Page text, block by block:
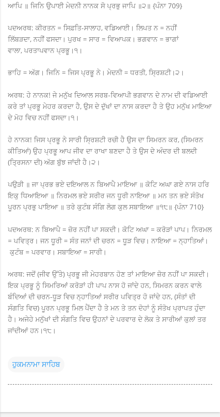
ਆਪਿ ॥ ਜਿਨਿ ਉਪਾਈ ਮੇਦਨੀ ਨਾਨਕ ਸੋ ਪ੍ਰਭੁ ਜਾਪਿ ॥੨॥ {ਪੰਨਾ 709}
ਪਦਅਰਥ: ਕੀਰਤਨ = ਸਿਫ਼ਤਿ-ਸਾਲਾਹ, ਵਡਿਆਈ। ਲਿਪਤ ਨ = ਨਹੀਂ
ਲਿੱਬੜਦਾ, ਨਹੀਂ ਫਸਦਾ। ਪੁਰਖ = ਸਾਰ = ਵਿਆਪਕ। ਭਗਵਾਨ = ਭਾਗਾਂ
ਵਾਲਾ, ਪਰਤਾਪਵਾਨ ਪ੍ਰਭੂ।੧।
ਭਾਹਿ = ਅੱਗ। ਜਿਨਿ = ਜਿਸ ਪ੍ਰਭੂ ਨੇ। ਮੇਦਨੀ = ਧਰਤੀ, ਸ੍ਰਿਸ਼ਟੀ।੨।
ਅਰਥ: ਹੇ ਨਾਨਕ! ਜੇ ਮਨੁੱਖ ਦਿਆਲ ਸਰਬ-ਵਿਆਪੀ ਭਗਵਾਨ ਦੇ ਨਾਮ ਦੀ ਵਡਿਆਈ
ਕਰੇ ਤਾਂ ਪ੍ਰਭੂ ਮੇਹਰ ਕਰਦਾ ਹੈ, ਉਸ ਦੇ ਦੁੱਖਾਂ ਦਾ ਨਾਸ ਕਰਦਾ ਹੈ ਤੇ ਉਹ ਮਨੁੱਖ ਮਾਇਆ
ਦੇ ਮੋਹ ਵਿਚ ਨਹੀਂ ਫਸਦਾ।੧।
ਹੇ ਨਾਨਕ! ਜਿਸ ਪ੍ਰਭੂ ਨੇ ਸਾਰੀ ਸ੍ਰਿਸ਼ਟੀ ਰਚੀ ਹੈ ਉਸ ਦਾ ਸਿਮਰਨ ਕਰ, (ਸਿਮਰਨ
ਕੀਤਿਆਂ) ਉਹ ਪ੍ਰਭੂ ਆਪ ਜੀਵ ਦਾ ਰਾਖਾ ਬਣਦਾ ਹੈ ਤੇ ਉਸ ਦੇ ਅੰਦਰ ਦੀ ਬਲਦੀ
(ਤ੍ਰਿਸਨਾ ਦੀ) ਅੱਗ ਬੁੱਝ ਜਾਂਦੀ ਹੈ।੨।
ਪਉੜੀ ॥ ਜਾ ਪ੍ਰਭ ਭਏ ਦਇਆਲ ਨ ਬਿਆਪੈ ਮਾਇਆ ॥ ਕੋਟਿ ਅਘਾ ਗਏ ਨਾਸ ਹਰਿ
ਇਕੁ ਧਿਆਇਆ ॥ ਨਿਰਮਲ ਭਏ ਸਰੀਰ ਜਨ ਧੂਰੀ ਨਾਇਆ ॥ ਮਨ ਤਨ ਭਏ ਸੰਤੋਖ
ਪੂਰਨ ਪ੍ਰਭੁ ਪਾਇਆ ॥ ਤਰੇ ਕੁਟੰਬ ਸੰਗਿ ਲੋਗ ਕੁਲ ਸਬਾਇਆ ॥੧੮॥ {ਪੰਨਾ 710}
ਪਦਅਰਥ: ਨ ਬਿਆਪੈ = ਜ਼ੋਰ ਨਹੀਂ ਪਾ ਸਕਦੀ। ਕੋਟਿ ਅਘਾ = ਕਰੋੜਾਂ ਪਾਪ। ਨਿਰਮਲ
= ਪਵਿਤ੍ਰ। ਜਨ ਧੂਰੀ = ਸੰਤ ਜਨਾਂ ਦੀ ਚਰਨ = ਧੂੜ ਵਿਚ। ਨਾਇਆ = ਨ੍ਹਾਤਿਆਂ।
ਕੁਟੰਬ = ਪਰਵਾਰ। ਸਬਾਇਆ = ਸਾਰੀ।
ਅਰਥ: ਜਦੋਂ (ਜੀਵ ਉੱਤੇ) ਪ੍ਰਭੂ ਜੀ ਮੇਹਰਬਾਨ ਹੋਣ ਤਾਂ ਮਾਇਆ ਜ਼ੋਰ ਨਹੀਂ ਪਾ ਸਕਦੀ।
ਇਕ ਪ੍ਰਭੂ ਨੂੰ ਸਿਮਰਿਆਂ ਕਰੋੜਾਂ ਹੀ ਪਾਪ ਨਾਸ ਹੋ ਜਾਂਦੇ ਹਨ, ਸਿਮਰਨ ਕਰਨ ਵਾਲੇ
ਬੰਦਿਆਂ ਦੀ ਚਰਨ-ਧੂੜ ਵਿਚ ਨ੍ਹਾਤਿਆਂ ਸਰੀਰ ਪਵਿਤ੍ਰ ਹੋ ਜਾਂਦੇ ਹਨ, (ਸੰਤਾਂ ਦੀ
ਸੰਗਤਿ ਵਿਚ) ਪੂਰਨ ਪ੍ਰਭੂ ਮਿਲ ਪੈਂਦਾ ਹੈ ਤੇ ਮਨ ਤੇ ਤਨ ਦੋਹਾਂ ਨੂੰ ਸੰਤੋਖ ਪ੍ਰਾਪਤ ਹੁੰਦਾ
ਹੈ। ਅਜੇਹੇ ਮਨੁੱਖਾਂ ਦੀ ਸੰਗਤਿ ਵਿਚ ਉਹਨਾਂ ਦੇ ਪਰਵਾਰ ਦੇ ਲੋਕ ਤੇ ਸਾਰੀਆਂ ਕੁਲਾਂ ਤਰ
ਜਾਂਦੀਆਂ ਹਨ।੧੮।
ਹੁਕਮਨਾਮਾ ਸਾਹਿਬ